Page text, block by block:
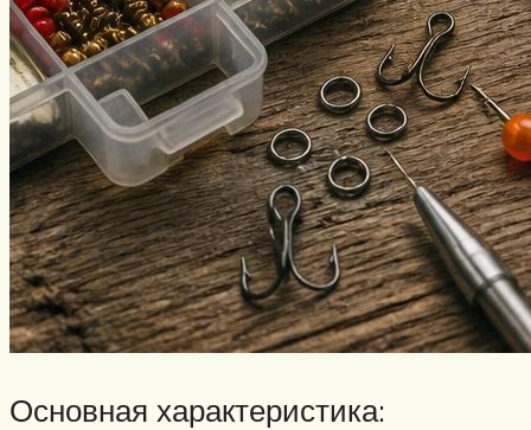
Меню
Основная характеристика: